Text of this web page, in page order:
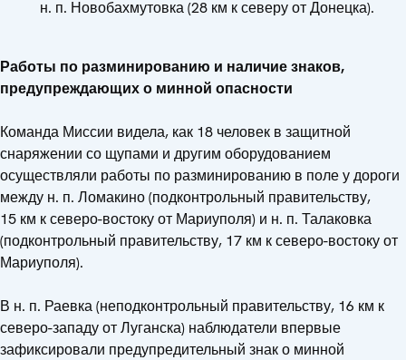
н. п. Новобахмутовка (28 км к северу от Донецка).
Работы по разминированию и наличие знаков,
предупреждающих о минной опасности
Команда Миссии видела, как 18 человек в защитной
снаряжении со щупами и другим оборудованием
осуществляли работы по разминированию в поле у дороги
между н. п. Ломакино (подконтрольный правительству,
15 км к северо-востоку от Мариуполя) и н. п. Талаковка
(подконтрольный правительству, 17 км к северо-востоку от
Мариуполя).
В н. п. Раевка (неподконтрольный правительству, 16 км к
северо-западу от Луганска) наблюдатели впервые
зафиксировали предупредительный знак о минной